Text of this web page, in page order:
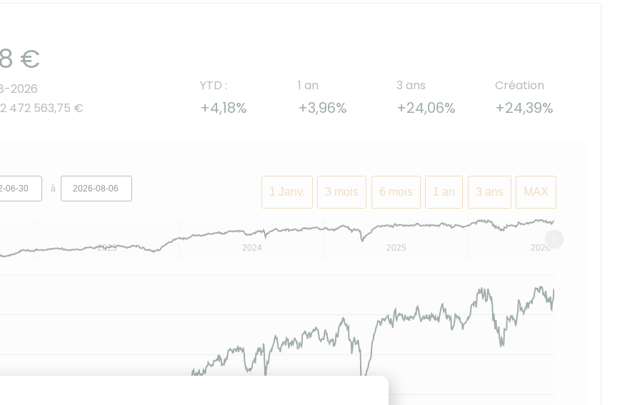
€
2026
472 563,75 €
YTD :
+4,18%
1 an
+3,96%
3 ans
+24,06%
Création
+24,39%
à 1 Janv. 3 mois 6 mois 1 an 3 ans MAX
2024 2025
2023 2026